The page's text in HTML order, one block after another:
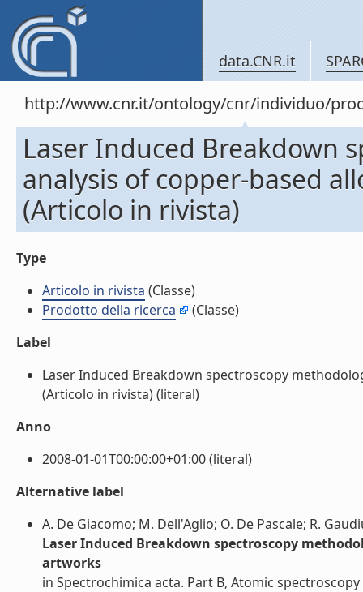
data.CNR.it
http://www.cnr.it/ontology/cnr/individuo/
Laser Induced Breakdown
analysis of copper-based
(Articolo in rivista)
Type
Articolo in rivista (Classe)
Prodotto della ricerca
(Classe)
Label
Laser Induced Breakdown spectroscopy
(Articolo in rivista) (literal)
Anno
2008-01-01T00:00:00+01:00 (literal)
Alternative label
A. De Giacomo; M. Dell'Aglio; O. De Pascale; R.
Laser Induced Breakdown spectroscopy
artworks
in Spectrochimica acta. Part B, Atomic spectroscopy